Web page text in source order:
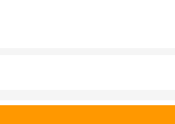
公司代理招徕，委托社为北京乐巴士国际
公约，使您的旅程顺利圆满完成，特